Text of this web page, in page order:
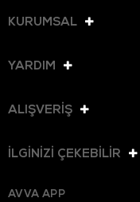
KURUMSAL
YARDIM
ALIŞVERİŞ
İLGİNİZİ ÇEKEBİLİR
AVVA APP